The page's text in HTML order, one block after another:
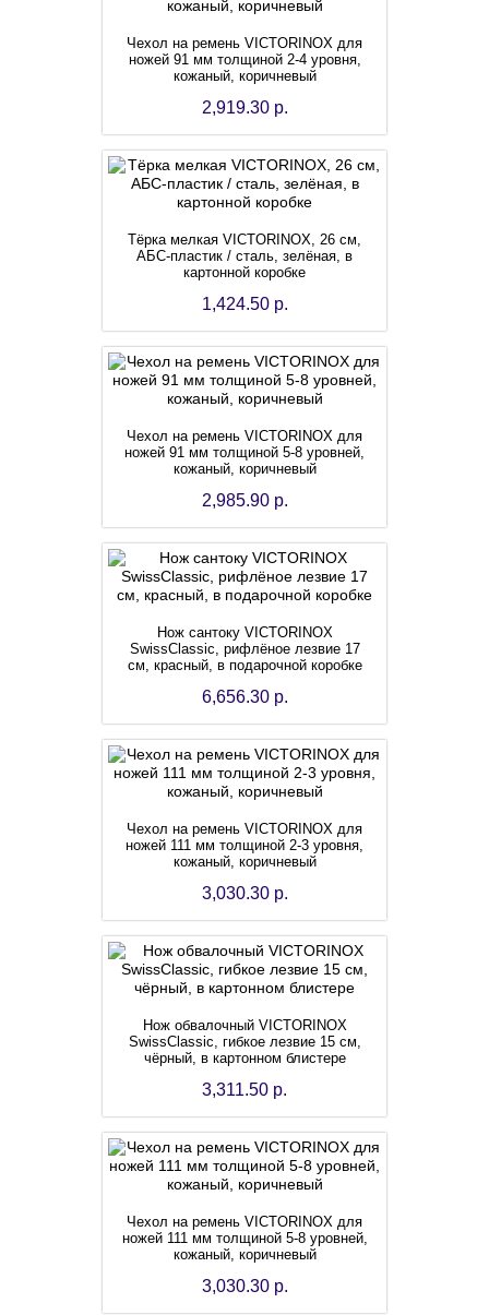
Чехол на ремень VICTORINOX для
ножей 91 мм толщиной 2-4 уровня,
кожаный, коричневый
2,919.30 р.
Тёрка мелкая VICTORINOX, 26 см,
АБС-пластик / сталь, зелёная, в
картонной коробке
1,424.50 р.
Чехол на ремень VICTORINOX для
ножей 91 мм толщиной 5-8 уровней,
кожаный, коричневый
2,985.90 р.
Нож сантоку VICTORINOX
SwissClassic, рифлёное лезвие 17
см, красный, в подарочной коробке
6,656.30 р.
Чехол на ремень VICTORINOX для
ножей 111 мм толщиной 2-3 уровня,
кожаный, коричневый
3,030.30 р.
Нож обвалочный VICTORINOX
SwissClassic, гибкое лезвие 15 см,
чёрный, в картонном блистере
3,311.50 р.
Чехол на ремень VICTORINOX для
ножей 111 мм толщиной 5-8 уровней,
кожаный, коричневый
3,030.30 р.